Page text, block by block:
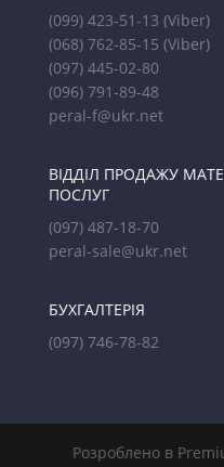
(099) 423-51-13(Viber)
(068) 762-85-15(Viber)
(097) 445-02-80
(096) 791-89-48
peral-f@ukr.net
ВІДДІЛ ПРОДАЖУ
ПОСЛУГ
(097) 487-18-70
peral-sale@ukr.net
БУХГАЛТЕРІЯ
(097) 746-78-82
Розроблено в